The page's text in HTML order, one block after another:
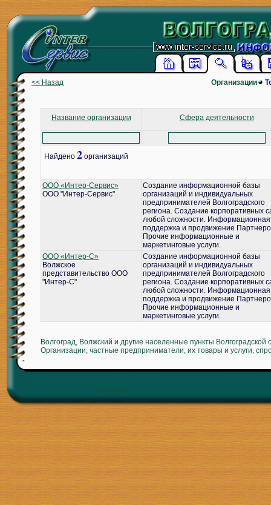
<< Назад Организации
Название организации Сфера деятельности
Найдено 2 организаций
ООО «Интер-Сервис»
ООО "Интер-Сервис"
Создание информационной базы
организаций и индивидуальных
предпринимателей Волгоградского
региона. Создание корпоративных
любой сложности. Информационная
поддержка и продвижение
Прочие информационные и
маркетинговые услуги.
ООО «Интер-С»
Волжское
представительство ООО
"Интер-С"
Создание информационной базы
организаций и индивидуальных
предпринимателей Волгоградского
региона. Создание корпоративных
любой сложности. Информационная
поддержка и продвижение
Прочие информационные и
маркетинговые услуги.
Волгоград, Волжский и другие населенные пункты Волгоградской
Организации, частные предприниматели, их товары и услуги,